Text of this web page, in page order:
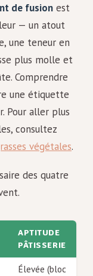
de fusion est
— un atout
une teneur en
plus molle et
Comprendre
une étiquette
Pour aller plus
consultez
végétales.
des quatre
APTITUDE
PÂTISSERIE
Élevée (bloc